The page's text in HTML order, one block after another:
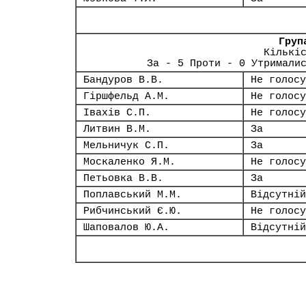
За - 5 Проти - 0
Бандуров В.В.
Не
Гіршфельд А.М.
Не
Івахів С.П.
Не
Литвин В.М.
За
Мельничук С.П.
За
Москаленко Я.М.
Не
Петьовка В.В.
За
Поплавський М.М.
Відсутній
Рибчинський Є.Ю.
Не
Шаповалов Ю.А.
Відсутній